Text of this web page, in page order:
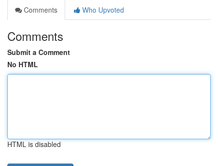
Comments
Who Upvoted
Comments
Submit a Comment
No HTML
HTML is disabled